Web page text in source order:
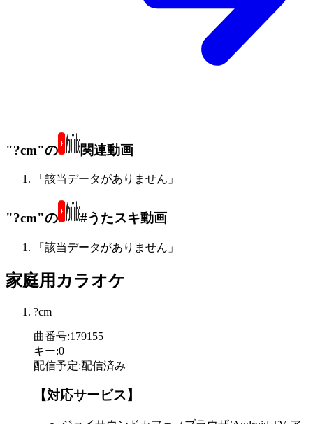
"?cm"の 関連動画
「該当データがありません」
"?cm"の #うたスキ動画
「該当データがありません」
家庭用カラオケ
?cm
曲番号:179155
キー:0
配信予定:配信済み
【対応サービス】